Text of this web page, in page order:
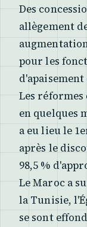
Des
allègement
pour les
Les
en quelques
a eu lieu le
après le
98,5 %
Le Maroc a
la Tunisie,
se sont